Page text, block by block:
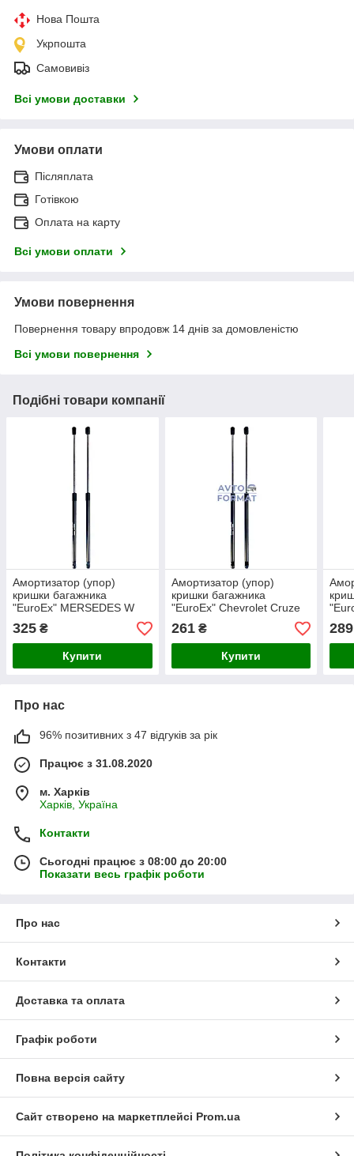
Нова Пошта
Укрпошта
Самовивіз
Всі умови доставки
Умови оплати
Післяплата
Готівкою
Оплата на карту
Всі умови оплати
Умови повернення
Повернення товару впродовж 14 днів за домовленістю
Всі умови повернення
Подібні товари компанії
Амортизатор (упор)
кришки багажника
"EuroEx" MERSEDES W
210 E CLAS до.95 535N
47cm
325 ₴
Купити
Амортизатор (упор)
кришки багажника
"EuroEx" Chevrolet Cruze
(J305) 325N 365-605mm
261₴
Купити
289
Про нас
96% позитивних з 47 відгуків за рік
Працює з 31.08.2020
м. Харків
Харків, Україна
Контакти
Сьогодні працює з 08:00 до 20:00
Показати весь графік роботи
Про нас
Контакти
Доставка та оплата
Графік роботи
Повна версія сайту
Сайт створено на маркетплейсі Prom.ua